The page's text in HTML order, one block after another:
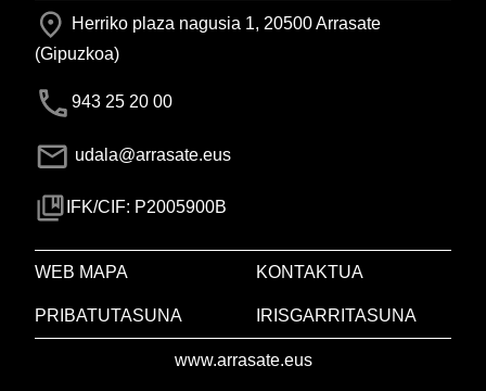
Herriko plaza nagusia 1, 20500 Arrasate
(Gipuzkoa)
943 25 20 00
udala@arrasate.eus
IFK/CIF: P2005900B
WEB MAPA KONTAKTUA
PRIBATUTASUNA IRISGARRITASUNA
www.arrasate.eus